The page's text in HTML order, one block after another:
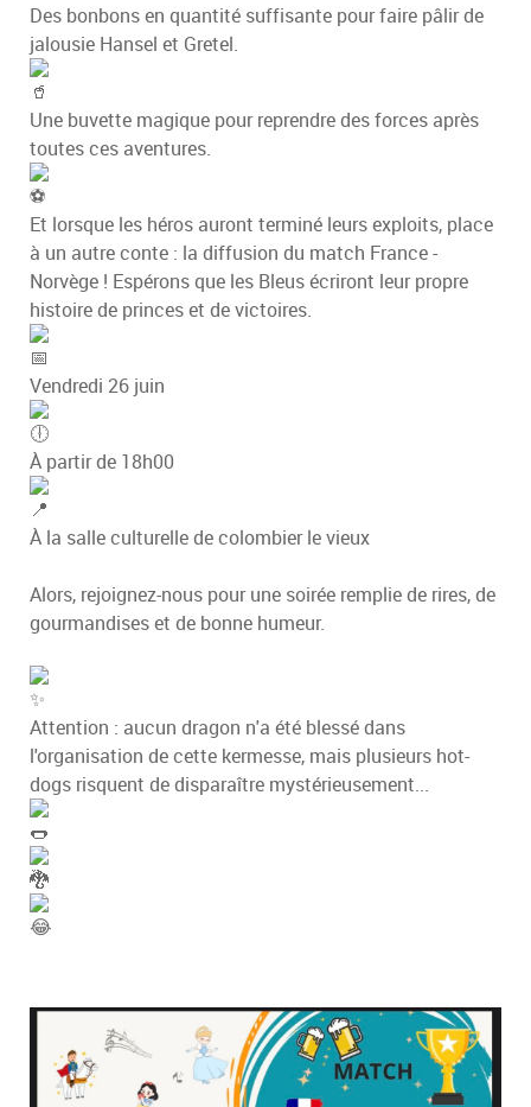
Des bonbons en quantité suffisante pour faire pâlir de
jalousie Hansel et Gretel.
Une buvette magique pour reprendre des forces après
toutes ces aventures.
Et lorsque les héros auront terminé leurs exploits, place
à un autre conte : la diffusion du match France -
Norvège ! Espérons que les Bleus écriront leur propre
histoire de princes et de victoires.
Vendredi 26 juin
À partir de 18h00
À la salle culturelle de colombier le vieux
Alors, rejoignez-nous pour une soirée remplie de rires, de
gourmandises et de bonne humeur.
Attention : aucun dragon n'a été blessé dans
l'organisation de cette kermesse, mais plusieurs hot-
dogs risquent de disparaître mystérieusement...